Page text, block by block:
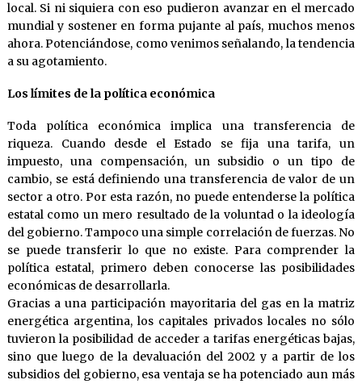
local. Si ni siquiera con eso pudieron avanzar en el mercado
mundial y sostener en forma pujante al país, muchos menos
ahora. Potenciándose, como venimos señalando, la tendencia
a su agotamiento.
Los límites de la política económica
Toda política económica implica una transferencia de
riqueza. Cuando desde el Estado se fija una tarifa, un
impuesto, una compensación, un subsidio o un tipo de
cambio, se está definiendo una transferencia de valor de un
sector a otro. Por esta razón, no puede entenderse la política
estatal como un mero resultado de la voluntad o la ideología
del gobierno. Tampoco una simple correlación de fuerzas. No
se puede transferir lo que no existe. Para comprender la
política estatal, primero deben conocerse las posibilidades
económicas de desarrollarla.
Gracias a una participación mayoritaria del gas en la matriz
energética argentina, los capitales privados locales no sólo
tuvieron la posibilidad de acceder a tarifas energéticas bajas,
sino que luego de la devaluación del 2002 y a partir de los
subsidios del gobierno, esa ventaja se ha potenciado aun más